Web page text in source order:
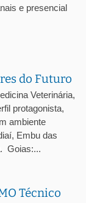
e presencial
do Futuro
Veterinária,
protagonista,
ambiente
Embu das
Goias:...
Técnico